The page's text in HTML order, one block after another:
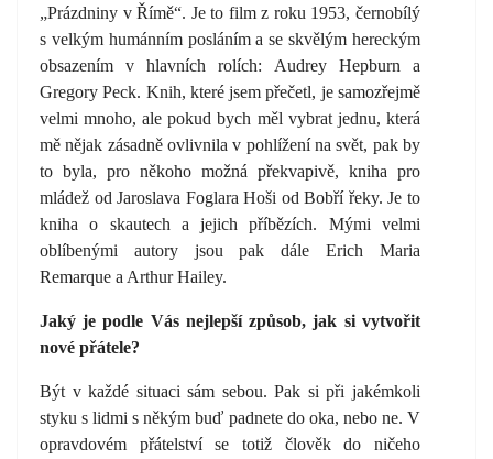
„Prázdniny v Římě“. Je to film z roku 1953, černobílý
s velkým humánním posláním a se skvělým hereckým
obsazením v hlavních rolích: Audrey Hepburn a
Gregory Peck. Knih, které jsem přečetl, je samozřejmě
velmi mnoho, ale pokud bych měl vybrat jednu, která
mě nějak zásadně ovlivnila v pohlížení na svět, pak by
to byla, pro někoho možná překvapivě, kniha pro
mládež od Jaroslava Foglara Hoši od Bobří řeky. Je to
kniha o skautech a jejich příbězích. Mými velmi
oblíbenými autory jsou pak dále Erich Maria
Remarque a Arthur Hailey.
Jaký je podle Vás nejlepší způsob, jak si vytvořit
nové přátele?
Být v každé situaci sám sebou. Pak si při jakémkoli
styku s lidmi s někým buď padnete do oka, nebo ne. V
opravdovém přátelství se totiž člověk do ničeho